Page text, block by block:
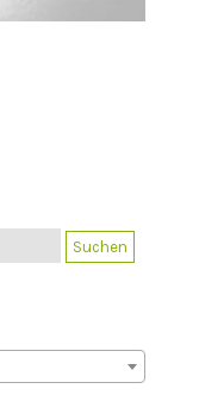
Suchen